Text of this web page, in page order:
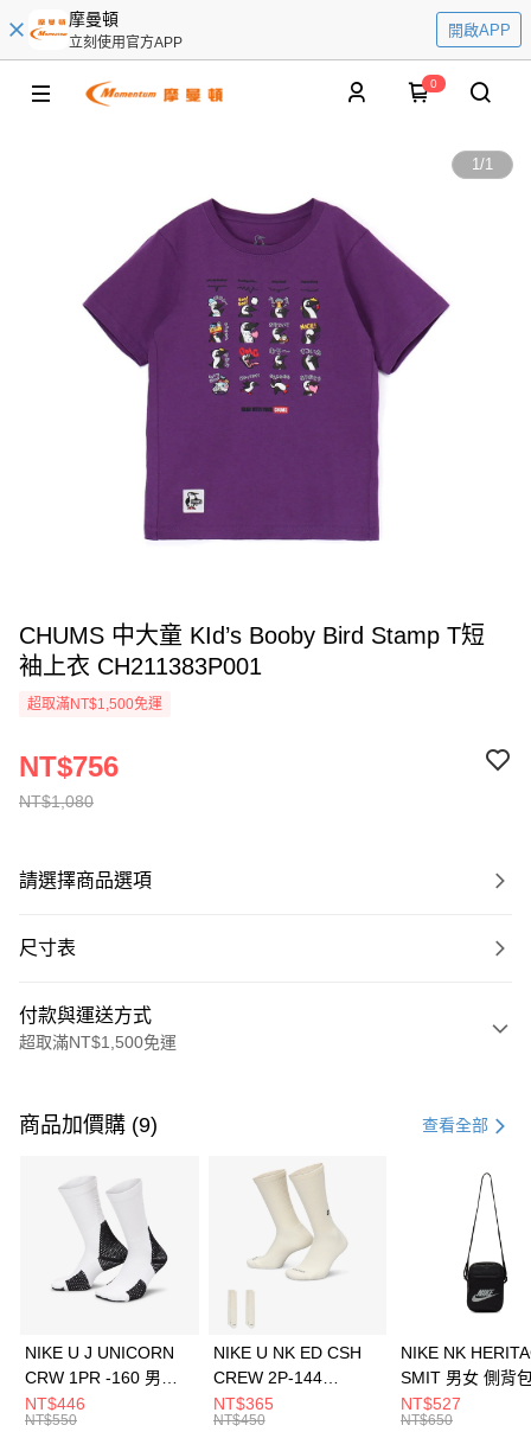
摩曼頓
立刻使用官方APP
開啟APP
0
1/1
CHUMS 中大童 KId’s Booby Bird Stamp T短
袖上衣 CH211383P001
超取滿NT$1,500免運
NT$1,080
NT$756
請選擇商品選項
尺寸表
付款與運送方式
超取滿NT$1,500免運
信用卡一次付款
3 期 0 利率 每期 21家銀行
合作金庫商業銀行
第一商業銀行
華南商業銀行
彰化商業銀行
上海商業儲蓄銀行
元大商業銀行
Apple Pay
全盈+PAY
AFTEE先享後付
商品加價購 (9) 查看全部
NIKE U J UNICORN
CRW 1PR -160 男女
中統襪 FZ3393100
NT$446
NT$550
NIKE U NK ED CSH
CREW 2P-144
EMBRDY 男女 短統襪
FZ3073133
NT$365
NT$450
NIKE NK
SMIT 男女 側背
BA5871010
NT$527
NT$650